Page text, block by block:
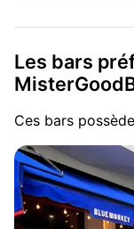
Les bars
Ces bars